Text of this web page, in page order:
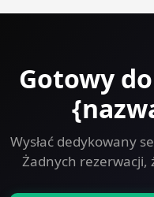
Gotowy
Wysłać dedykowany
Żadnych rezerwacji,